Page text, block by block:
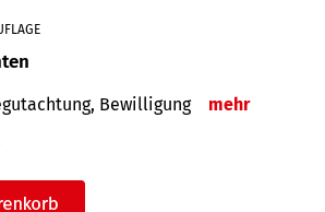
Bewilligung mehr